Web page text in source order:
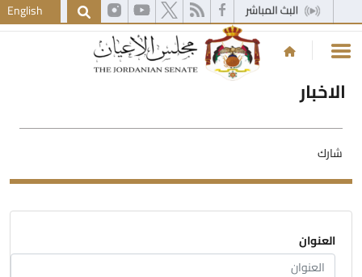
English
الاخبار
شارك
العنوان